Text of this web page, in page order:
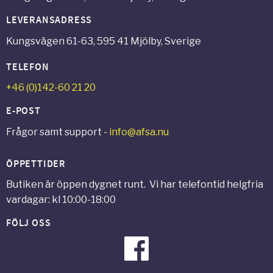
LEVERANSADRESS
Kungsvägen 61-63, 595 41 Mjölby, Sverige
TELEFON
+46 (0)142-60 21 20
E-POST
Frågor samt support - info@afsa.nu
ÖPPETTIDER
Butiken är öppen dygnet runt. Vi har telefontid helgfria
vardagar: kl 10:00-18:00
FÖLJ OSS